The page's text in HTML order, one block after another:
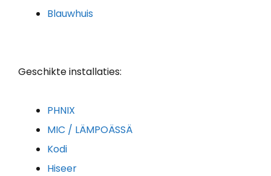
Blauwhuis
Geschikte installaties:
PHNIX
MIC / LÄMPOÄSSÄ
Kodi
Hiseer